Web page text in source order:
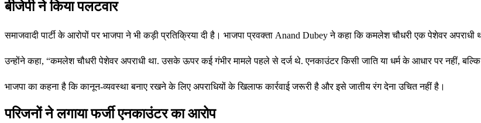
बीजेपी ने किया पलटवार
समाजवादी पार्टी के आरोपों पर भाजपा ने भी कड़ी प्रतिक्रिया दी है। भाजपा प्रवक्ता Anand Dubey ने कहा कि कमलेश चौधरी एक पेशेवर
उन्होंने कहा, “कमलेश चौधरी पेशेवर अपराधी था. उसके ऊपर कई गंभीर मामले पहले से दर्ज थे. एनकाउंटर किसी जाति या धर्म के आधार पर नहीं,
भाजपा का कहना है कि कानून-व्यवस्था बनाए रखने के लिए अपराधियों के खिलाफ कार्रवाई जरूरी है और इसे जातीय रंग देना उचित नहीं है।
परिजनों ने लगाया फर्जी एनकाउंटर का आरोप